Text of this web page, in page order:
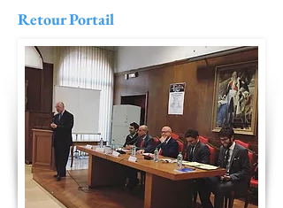
Retour Portail